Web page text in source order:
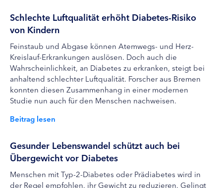
Schlechte Luftqualität erhöht Diabetes-Risiko
von Kindern
Feinstaub und Abgase können Atemwegs- und Herz-
Kreislauf-Erkrankungen auslösen. Doch auch die
Wahrscheinlichkeit, an Diabetes zu erkranken, steigt bei
anhaltend schlechter Luftqualität. Forscher aus Bremen
konnten diesen Zusammenhang in einer modernen
Studie nun auch für den Menschen nachweisen.
Beitrag lesen
Gesunder Lebenswandel schützt auch bei
Übergewicht vor Diabetes
Menschen mit Typ-2-Diabetes oder Prädiabetes wird in
der Regel empfohlen, ihr Gewicht zu reduzieren. Gelingt